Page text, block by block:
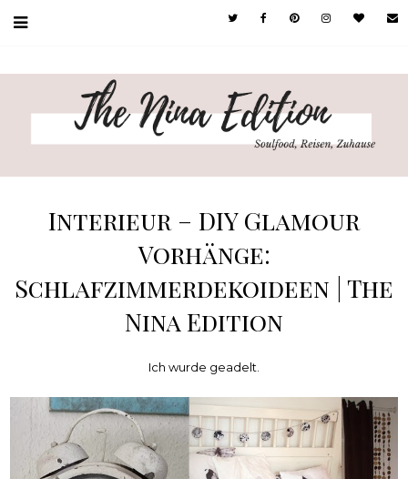
Interieur – DIY Glamour
Vorhänge:
Schlafzimmerdekoideen | The
Nina Edition
Ich wurde geadelt.